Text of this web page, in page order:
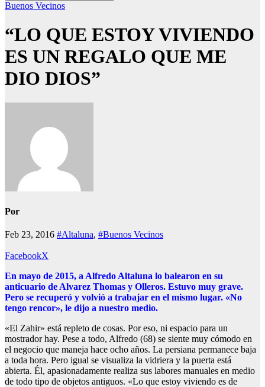
Buenos Vecinos
“LO QUE ESTOY VIVIENDO
ES UN REGALO QUE ME
DIO DIOS”
Por
Feb 23, 2016 #Altaluna, #Buenos Vecinos
FacebookX
En mayo de 2015, a Alfredo Altaluna lo balearon en su
anticuario de Alvarez Thomas y Olleros. Estuvo muy grave.
Pero se recuperó y volvió a trabajar en el mismo lugar. «No
tengo rencor», le dijo a nuestro medio.
«El Zahir» está repleto de cosas. Por eso, ni espacio para un
mostrador hay. Pese a todo, Alfredo (68) se siente muy cómodo en
el negocio que maneja hace ocho años. La persiana permanece baja
a toda hora. Pero igual se visualiza la vidriera y la puerta está
abierta. Él, apasionadamente realiza sus labores manuales en medio
de todo tipo de objetos antiguos. «Lo que estoy viviendo es de